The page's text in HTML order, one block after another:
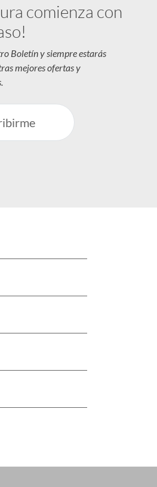
comienza con
Boletín y siempre estarás
mejores ofertas y